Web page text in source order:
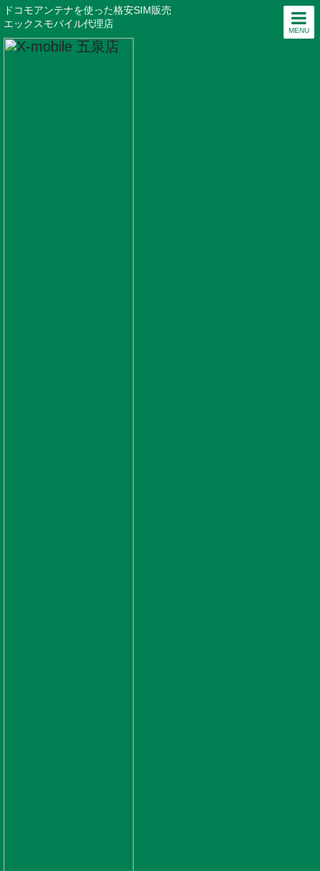
MENU
ドコモアンテナを使った格安SIM販売
エックスモバイル代理店